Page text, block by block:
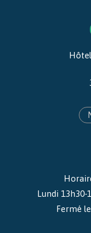
Lundi 13h30-
Fermé